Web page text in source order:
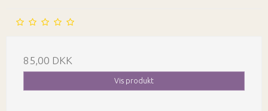
85,00 DKK
Vis produkt